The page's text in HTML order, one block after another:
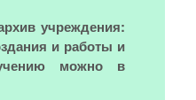
учреждения:
и работы и
можно в